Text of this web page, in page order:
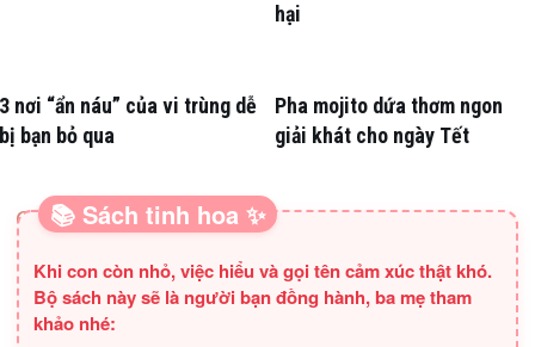
hại
3 nơi “ẩn náu” của vi trùng dễ
bị bạn bỏ qua
Pha mojito dứa thơm ngon
giải khát cho ngày Tết
SÁCH HAY CHO BA MẸ
📚 Sách tinh hoa ✨
Khi con còn nhỏ, việc hiểu và gọi tên cảm xúc thật khó.
Bộ sách này sẽ là người bạn đồng hành, ba mẹ tham
khảo nhé: